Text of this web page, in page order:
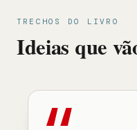
TRECHOS DO LIVRO
Ideias que